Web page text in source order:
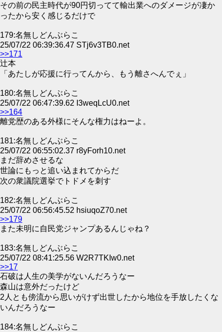
その前の民主時代が90円切ってて輸出業へのダメージが凄か
ったから安く感じるだけで
179:名無しどんぶらこ
25/07/22 06:39:36.47 STj6v3TB0.net
>>171
辻󠄀本
「あたしが応援に行ってんから、もう離さへんでぇ」
180:名無しどんぶらこ
25/07/22 06:47:39.62 I3weqLcU0.net
>>164
離党歴のある外様にそんな権力はねーよ。
181:名無しどんぶらこ
25/07/22 06:55:02.37 r8yForh10.net
まだ辞めさせるな
世論にもっと追い込まれてからだ
次の衆議院選挙でトドメを刺す
182:名無しどんぶらこ
25/07/22 06:56:45.52 hsiuqoZ70.net
>>179
また未明に自民党ジャンプあるんじゃね？
183:名無しどんぶらこ
25/07/22 08:41:25.56 W2R7TKIw0.net
>>17
石破は人生の美学がないんだろうなー
森山は意外だったけど
2人とも傍流から思いがけず出世したから地位を手放したくな
いんだろうなー
184:名無しどんぶらこ